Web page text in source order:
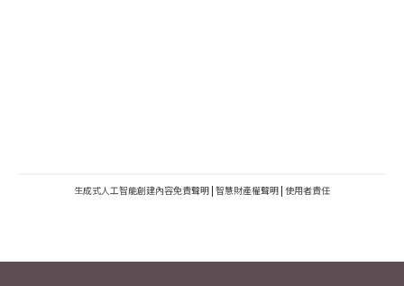
生成式人工智能創建內容免責聲明 | 智慧財產權聲明 | 使用者責任